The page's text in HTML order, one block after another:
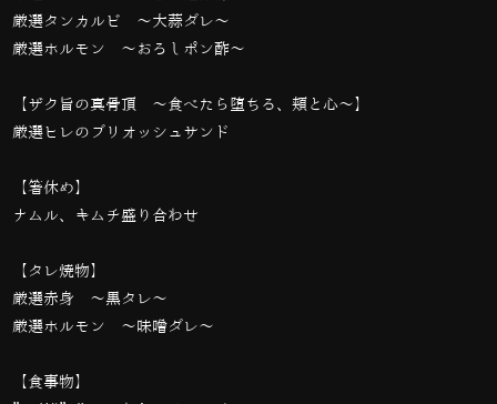
厳選タンカルビ 〜大蒜ダレ〜
厳選ホルモン 〜おろしポン酢〜
【ザク旨の真骨頂 〜食べたら堕ちる、頬と心〜】
厳選ヒレのブリオッシュサンド
【箸休め】
ナムル、キムチ盛り合わせ
【タレ焼物】
厳選赤身 ～黒タレ～
厳選ホルモン 〜味噌ダレ〜
【食事物】